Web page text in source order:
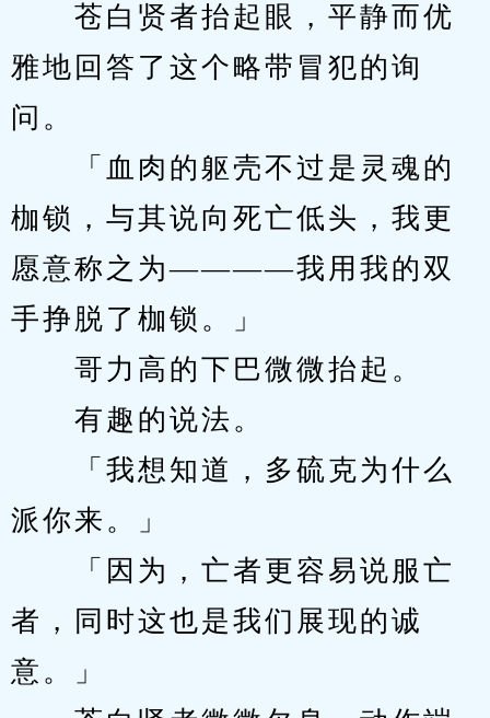
苍白贤者抬起眼，平静而优
雅地回答了这个略带冒犯的询
问。
「血肉的躯壳不过是灵魂的
枷锁，与其说向死亡低头，我更
愿意称之为————我用我的双
手挣脱了枷锁。」
哥力高的下巴微微抬起。
有趣的说法。
「我想知道，多硫克为什么
派你来。」
「因为，亡者更容易说服亡
者，同时这也是我们展现的诚
意。」